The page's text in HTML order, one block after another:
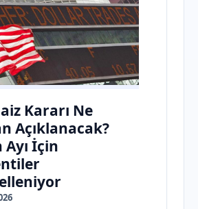
Kararı Ne
Açıklanacak?
Ayı İçin